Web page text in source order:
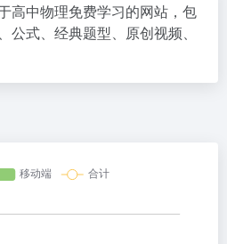
高中物理免费学习的网站，包
式、经典题型、原创视频、